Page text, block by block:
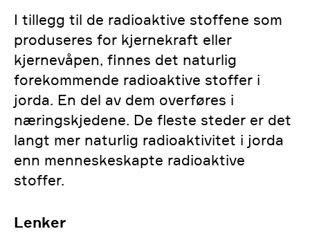
I tillegg til de radioaktive stoffene som
produseres for kjernekraft eller
kjernevåpen, finnes det naturlig
forekommende radioaktive stoffer i
jorda. En del av dem overføres i
næringskjedene. De fleste steder er det
langt mer naturlig radioaktivitet i jorda
enn menneskeskapte radioaktive
stoffer.
Lenker